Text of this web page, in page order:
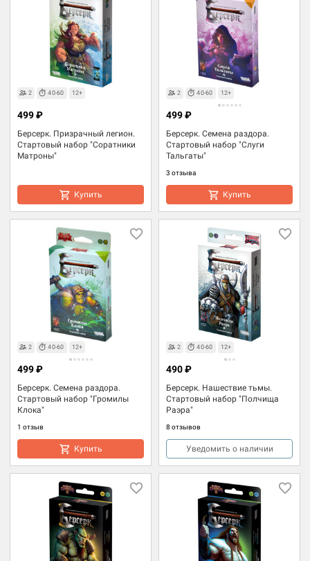
2 40-60 12+
Берсерк. Призрачный легион.
Стартовый набор "Соратники
Матроны"
499 ₽
Купить
2 40-60 12+
Берсерк. Семена раздора.
Стартовый набор "Слуги
Тальгаты"
3 отзыва
499 ₽
Купить
2 40-60 12+
Берсерк. Семена раздора.
Стартовый набор "Громилы
Клока"
1 отзыв
499 ₽
Купить
2 40-60 12+
Берсерк. Нашествие тьмы.
Стартовый набор "Полчища
Раэра"
8 отзывов
490 ₽
Уведомить о наличии